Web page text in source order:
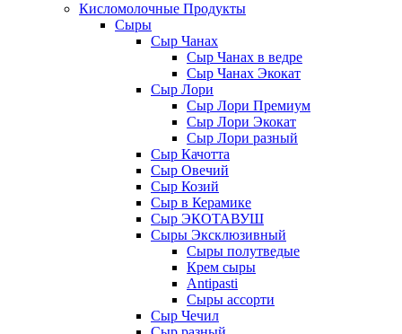
Кисломолочные Продукты
Сыры
Сыр Чанах
Сыр Чанах в ведре
Сыр Чанах Экокат
Сыр Лори
Сыр Лори Премиум
Сыр Лори Экокат
Сыр Лори разный
Сыр Качотта
Сыр Овечий
Сыр Козий
Сыр в Керамике
Сыр ЭКОТАВУШ
Сыры Эксклюзивный
Сыры полутведые
Крем сыры
Antipasti
Сыры ассорти
Сыр Чечил